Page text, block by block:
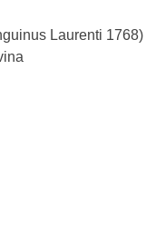
Laurenti 1768)